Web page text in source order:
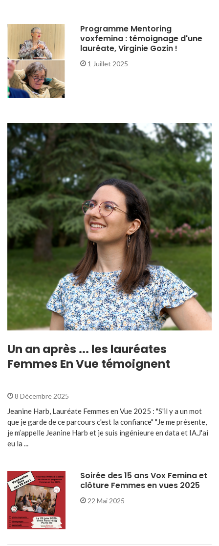
Programme Mentoring
voxfemina : témoignage d'une
lauréate, Virginie Gozin !
1 Juillet 2025
Un an après ... les lauréates
Femmes En Vue témoignent
8 Décembre 2025
Jeanine Harb, Lauréate Femmes en Vue 2025 : "S'il y a un mot
que je garde de ce parcours c'est la confiance" "Je me présente,
je m’appelle Jeanine Harb et je suis ingénieure en data et IA.J'ai
eu la ...
Soirée des 15 ans Vox Femina et
clôture Femmes en vues 2025
22 Mai 2025